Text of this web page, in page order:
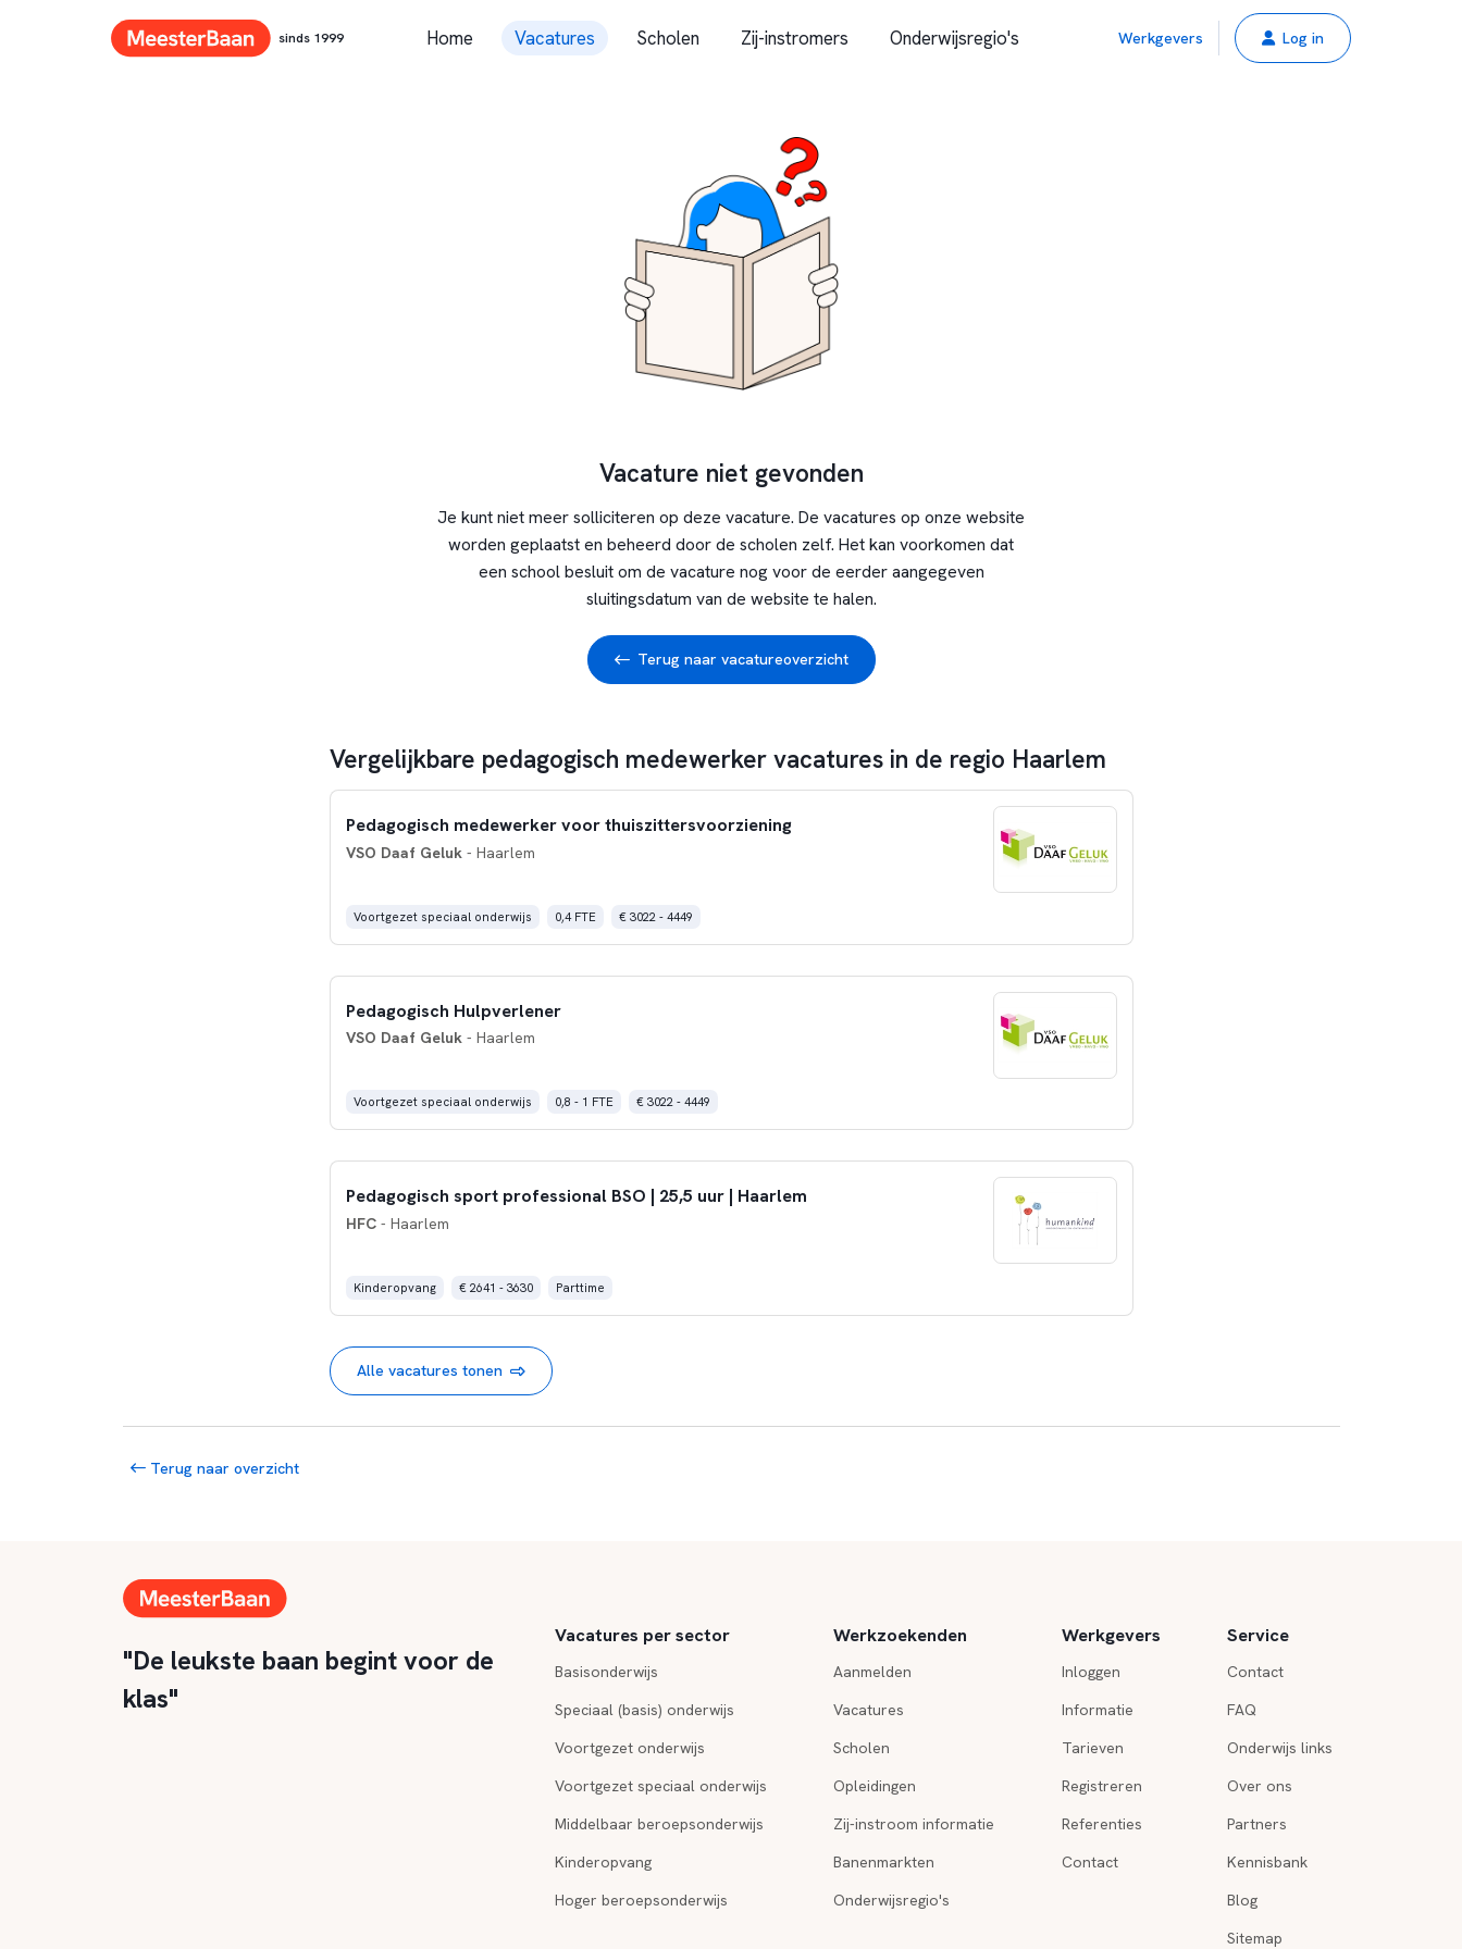
sinds 1999 Home Vacatures Scholen Zij-instromers Onderwijsregio's Werkgevers Log in
Vacature niet gevonden
Je kunt niet meer solliciteren op deze vacature. De vacatures op onze website
worden geplaatst en beheerd door de scholen zelf. Het kan voorkomen dat
een school besluit om de vacature nog voor de eerder aangegeven
sluitingsdatum van de website te halen.
Terug naar vacatureoverzicht
Vergelijkbare pedagogisch medewerker vacatures in de regio Haarlem
Pedagogisch medewerker voor thuiszittersvoorziening
VSO Daaf Geluk - Haarlem
Voortgezet speciaal onderwijs 0,4 FTE € 3022 - 4449
Pedagogisch Hulpverlener
VSO Daaf Geluk- Haarlem
Voortgezet speciaal onderwijs 0,8 - 1 FTE € 3022 - 4449
Pedagogisch sport professional BSO | 25,5 uur | Haarlem
HFC- Haarlem
Kinderopvang € 2641 - 3630 Parttime
Alle vacatures tonen
Terug naar overzicht
"De leukste baan begint voor de
klas"
Vacatures per sector
Basisonderwijs
Speciaal (basis) onderwijs
Voortgezet onderwijs
Voortgezet speciaal onderwijs
Middelbaar beroepsonderwijs
Kinderopvang
Hoger beroepsonderwijs
Werkzoekenden
Aanmelden
Vacatures
Scholen
Opleidingen
Zij-instroom informatie
Banenmarkten
Onderwijsregio's
Werkgevers
Inloggen
Informatie
Tarieven
Registreren
Referenties
Contact
Service
Contact
FAQ
Onderwijs links
Over ons
Partners
Kennisbank
Blog
Sitemap